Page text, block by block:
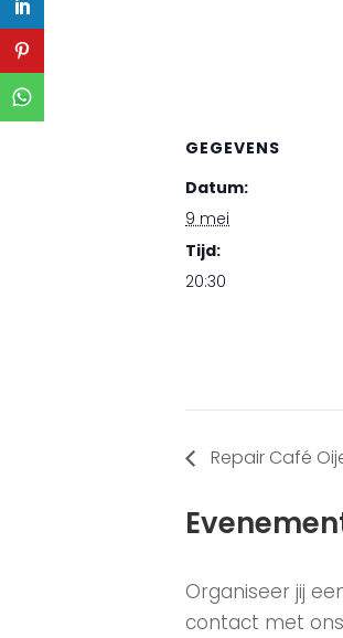
GEGEVENS
Datum:
9 mei
Tijd:
20:30
Repair Café
Organiseer jij
contact met